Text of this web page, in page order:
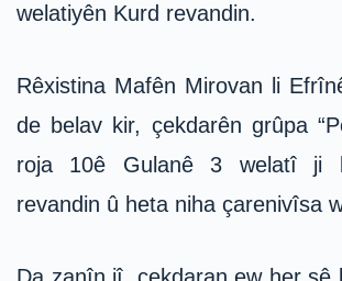
welatiyên Kurd revandin.
Rêxistina Mafên Mirovan li
de belav kir, çekdarên grûpa
roja 10ê Gulanê 3 welatî ji
revandin û heta niha çarenivîsa